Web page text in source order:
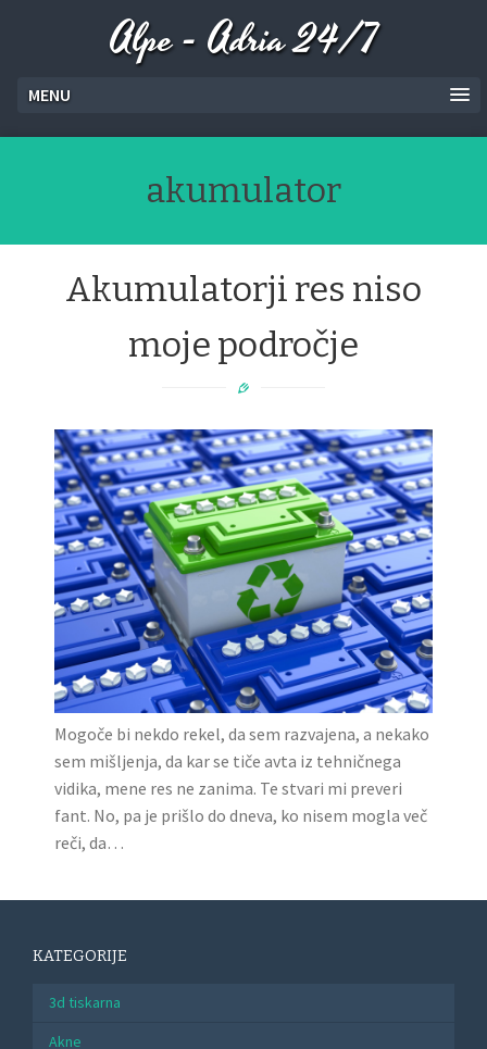
Alpe - Adria 24/7
MENU
akumulator
Akumulatorji res niso
moje področje
Mogoče bi nekdo rekel, da sem razvajena, a nekako
sem mišljenja, da kar se tiče avta iz tehničnega
vidika, mene res ne zanima. Te stvari mi preveri
fant. No, pa je prišlo do dneva, ko nisem mogla več
reči, da…
KATEGORIJE
3d tiskarna
Akne